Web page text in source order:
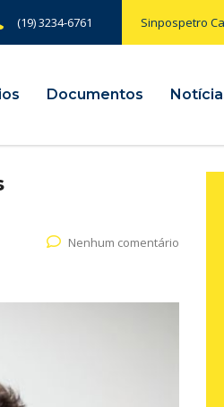
Sinpospetro
(19) 3234-6761
Documentos
Nenhum comentário